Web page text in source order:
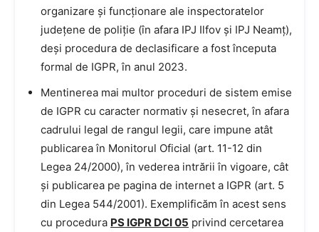
organizare și funcționare ale inspectoratelor
județene de poliție (în afara IPJ Ilfov și IPJ Neamț),
deși procedura de declasificare a fost începuta
formal de IGPR, în anul 2023.
Mentinerea mai multor proceduri de sistem emise
de IGPR cu caracter normativ și nesecret, în afara
cadrului legal de rangul legii, care impune atât
publicarea în Monitorul Oficial (art. 11-12 din
Legea 24/2000), în vederea intrării în vigoare, cât
și publicarea pe pagina de internet a IGPR (art. 5
din Legea 544/2001). Exemplificăm în acest sens
cu procedura PS IGPR DCI 05 privind cercetarea